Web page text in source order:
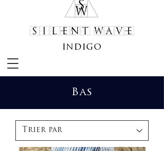
SILENT WAVE
indigo
Bas